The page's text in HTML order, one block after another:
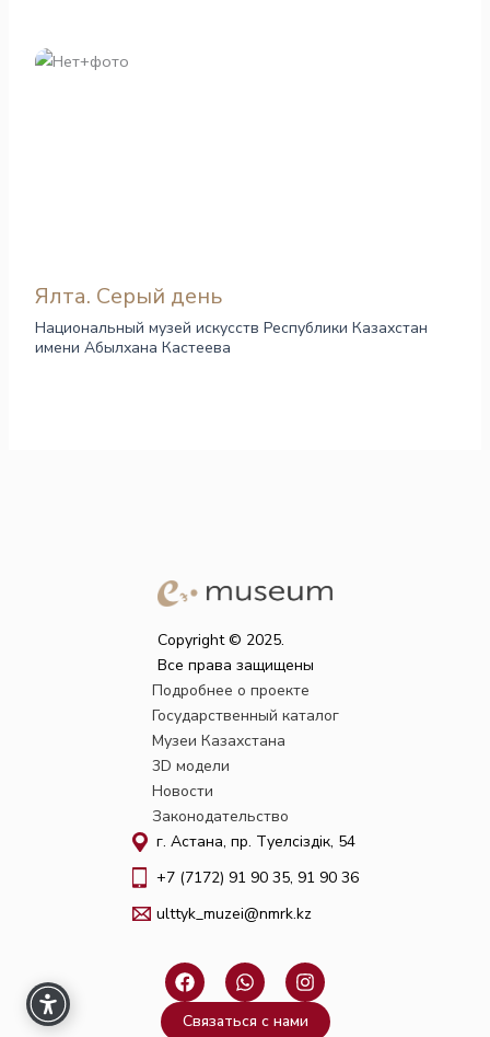
Ялта. Серый день
Национальный музей искусств Республики Казахстан
имени Абылхана Кастеева
Copyright © 2025.
Все права защищены
Подробнее о проекте
Государственный каталог
Музеи Казахстана
3D модели
Новости
Законодательство
г. Астана, пр. Тәуелсіздік, 54
+7 (7172) 91 90 35, 91 90 36
ulttyk_muzei@nmrk.kz
F
a
c
e
W
h
t
I
n
s
t
Связаться с нами